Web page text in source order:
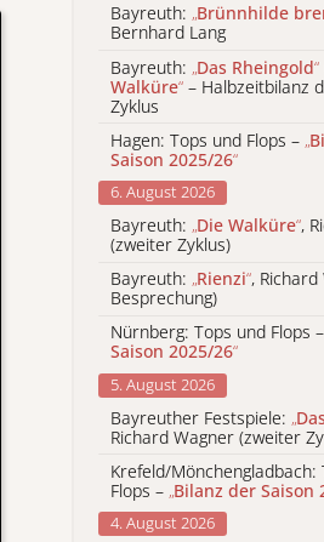
Bayreuth: „Brünnhilde
Bernhard Lang
Bayreuth: „Das Rheingold“
Walküre“ – Halbzeitbilanz
Zyklus
Hagen: Tops und Flops – „
Saison 2025/26“
6. August 2026
Bayreuth: „Die Walküre“,
(zweiter Zyklus)
Bayreuth: „Rienzi“,
Besprechung)
Nürnberg: Tops und Flops –
Saison 2025/26“
5. August 2026
Bayreuther Festspiele: „
Richard Wagner (zweiter
Krefeld/Mönchengladbach:
Flops – „Bilanz der Saison
4. August 2026